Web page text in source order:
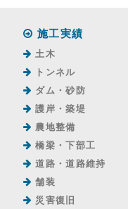
施工実績
土木
トンネル
ダム・砂防
護岸・築堤
農地整備
橋梁・下部工
道路・道路維持
舗装
災害復旧